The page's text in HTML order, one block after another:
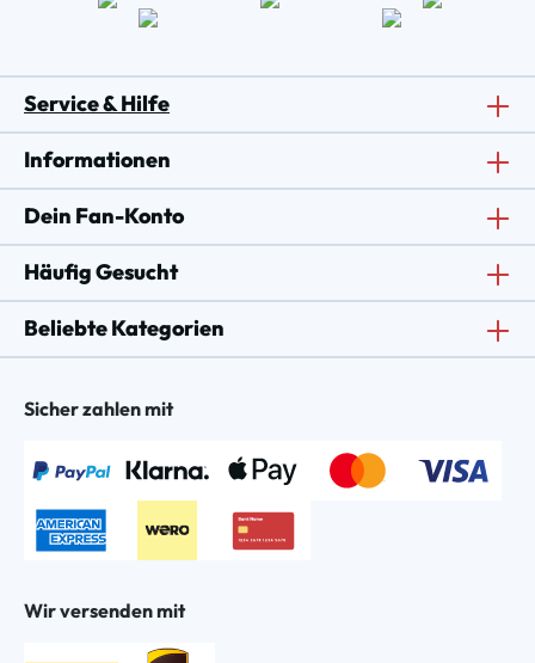
Service & Hilfe
Informationen
Dein Fan-Konto
Häufig Gesucht
Beliebte Kategorien
Sicher zahlen mit
Wir versenden mit